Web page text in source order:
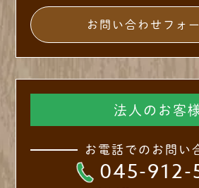
お問い合わせフォ
法人のお客
お電話でのお問い
045-912-